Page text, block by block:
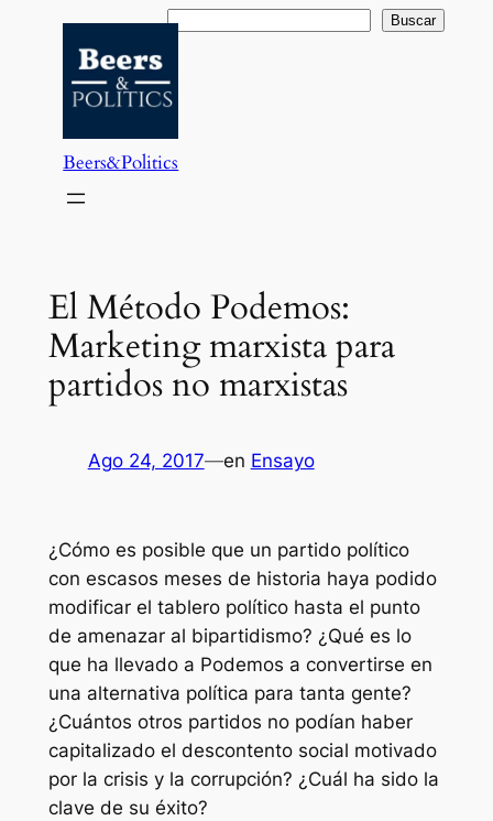
contenido
Buscar Buscar
Beers&Politics
El Método Podemos:
Marketing marxista para
partidos no marxistas
Ago 24, 2017—en Ensayo
¿Cómo es posible que un partido político
con escasos meses de historia haya podido
modificar el tablero político hasta el punto
de amenazar al bipartidismo? ¿Qué es lo
que ha llevado a Podemos a convertirse en
una alternativa política para tanta gente?
¿Cuántos otros partidos no podían haber
capitalizado el descontento social motivado
por la crisis y la corrupción? ¿Cuál ha sido la
clave de su éxito?